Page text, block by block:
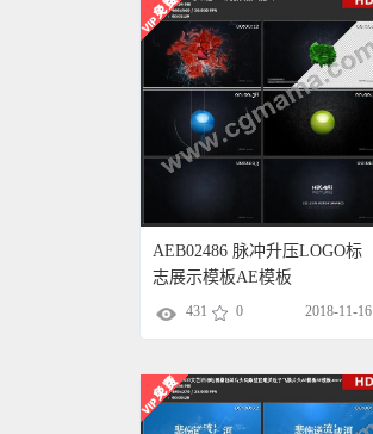
AEB02486 脉冲升压LOGO标
志展示模板AE模板
431 0 2018-11-16